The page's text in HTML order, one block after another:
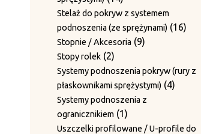
produktów
Stelaż do pokryw z systemem
podnoszenia (ze sprężynami)
1616
Stopnie / Akcesoria 99
Stopy rolek 22
produkty
Systemy podnoszenia pokryw (rury z
płaskownikami sprężystymi)
44
Systemy podnoszenia z
ogranicznikiem
11
produkt
Uszczelki profilowane / U-profile do